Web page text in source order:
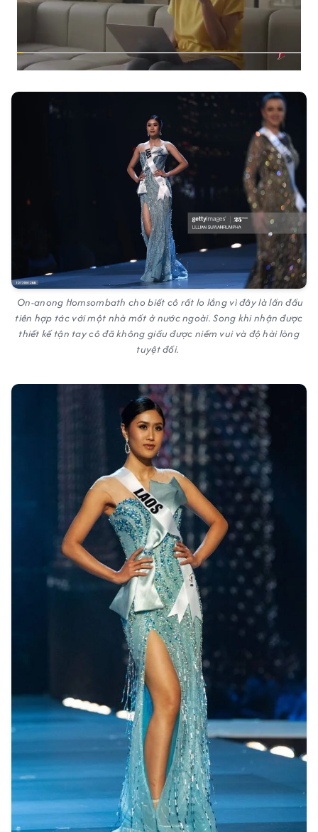
On-anong Homsombath cho biết cô rất lo lắng vì đây là lần đầu
tiên hợp tác với một nhà mốt ở nước ngoài. Song khi nhận được
thiết kế tận tay cô đã không giấu được niềm vui và độ hài lòng
tuyệt đối.